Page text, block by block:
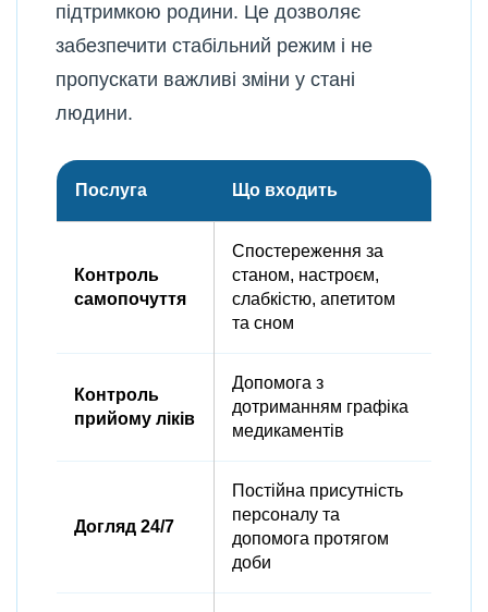
підтримкою родини. Це дозволяє
забезпечити стабільний режим і не
пропускати важливі зміни у стані
людини.
Послуга Що входить
Контроль
самопочуття
Спостереження за
станом, настроєм,
слабкістю, апетитом
та сном
Контроль
прийому ліків
Допомога з
дотриманням графіка
медикаментів
Догляд 24/7
Постійна присутність
персоналу та
допомога протягом
доби